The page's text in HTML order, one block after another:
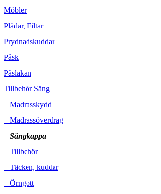
Möbler
Plädar, Filtar
Prydnadskuddar
Påsk
Påslakan
Tillbehör Säng
Madrasskydd
Madrassöverdrag
Sängkappa
Tillbehör
Täcken, kuddar
Örngott